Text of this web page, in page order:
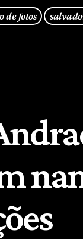
de fotos